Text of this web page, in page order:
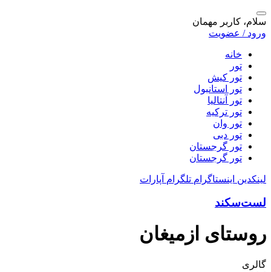
سلام، کاربر مهمان
ورود / عضویت
خانه
تور
تور کیش
تور استانبول
تور آنتالیا
تور ترکیه
تور وان
تور دبی
تور گرجستان
تور گرجستان
لینکدین اینستاگرام تلگرام آپارات
لست‌سکند
روستای ازمیغان
گالری